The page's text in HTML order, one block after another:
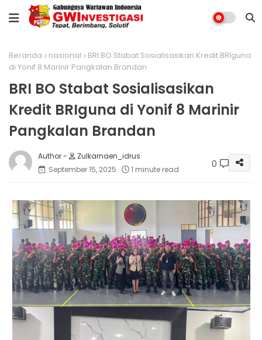
Beranda nasional
BRI BO Stabat Sosialisasikan Kredit BRIguna
di Yonif 8 Marinir Pangkalan Brandan
BRI BO Stabat Sosialisasikan
Kredit BRIguna di Yonif 8 Marinir
Pangkalan Brandan
Zulkarnaen_idrus
September 15, 2025
1 minute read 0